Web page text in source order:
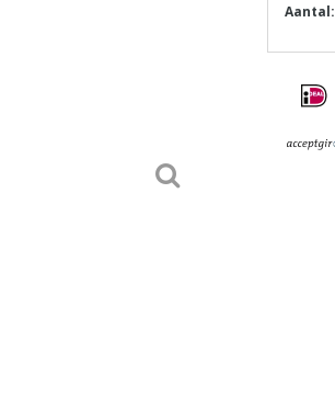
Aantal: